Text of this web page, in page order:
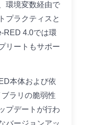
環境変数経由で
プラクティスと
RED 4.0では環
リートもサポー
本体および依
ラリの脆弱性
プデートが行わ